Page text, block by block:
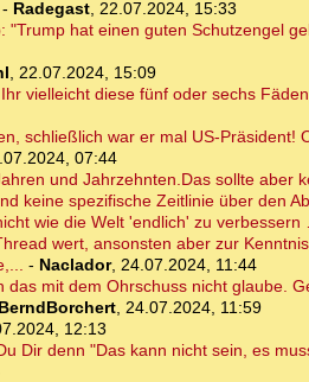
- Radegast, 22.07.2024, 15:33
hat einen guten Schutzengel
, 22.07.2024, 15:09
vielleicht diese fünf oder sechs
schließlich war er mal US-Präsident!
07:44
und Jahrzehnten.Das sollte aber
keine spezifische Zeitlinie über den
wie die Welt 'endlich' zu verbessern
wert, ansonsten aber zur
- Naclador, 24.07.2024, 11:44
mit dem Ohrschuss nicht glaube.
BerndBorchert, 24.07.2024, 11:59
12:13
Dir denn "Das kann nicht sein, es